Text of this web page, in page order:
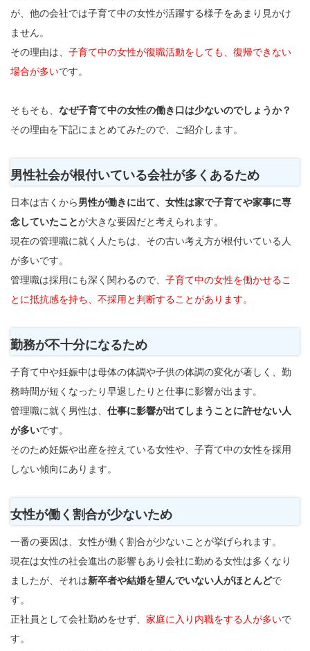
が、他の会社では子育て中の女性が活躍する様子をあまり見かけ
ません。
その理由は、 子育て中の女性が復職活動をしても、復帰できない
場合が多いです。
そもそも、 なぜ子育て中の女性の働き口は少ないのでしょうか？
その理由を下記にまとめてみたので、ご紹介します。
男性社会が根付いている会社が多くあるため
日本は古くから男性が働きに出て、女性は家で子育てや家事に専
念していたことが大きな要因だと考えられます。
現在の管理職に就く人たちは、その古い考え方が根付いている人
が多いです。
管理職は採用にも深く関わるので、 子育て中の女性を働かせるこ
とに抵抗感を持ち、不採用と判断することがあります。
勤務が不十分になるため
子育て中や妊娠中は母体の体調や子供の体調の変化が著しく、勤
務時間が短くなったり早退したりと仕事に影響が出ます。
管理職に就く男性は、 仕事に影響が出てしまうことに許せない人
が多いです。
そのため妊娠や出産を控えている女性や、子育て中の女性を採用
しない傾向にあります。
女性が働く割合が少ないため
一番の要因は、女性が働く割合が少ないことが挙げられます。
現在は女性の社会進出の影響もあり会社に勤める女性は多くなり
ましたが、それは新卒者や結婚を望んでいない人がほとんどで
す。
正社員として会社勤めをせず、 家庭に入り内職をする人が多いで
す。